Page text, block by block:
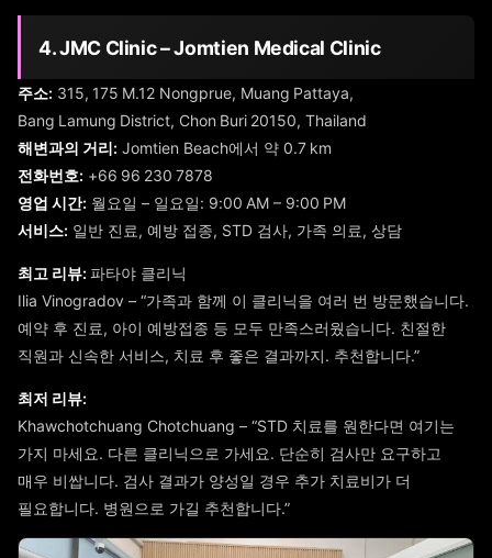
4. JMC Clinic – Jomtien Medical Clinic
주소: 315, 175 M.12 Nongprue, Muang Pattaya,
Bang Lamung District, Chon Buri 20150, Thailand
해변과의 거리: Jomtien Beach에서 약 0.7 km
전화번호: +66 96 230 7878
영업 시간: 월요일 – 일요일: 9:00 AM – 9:00 PM
서비스: 일반 진료, 예방 접종, STD 검사, 가족 의료, 상담
최고 리뷰: 파타야 클리닉
Ilia Vinogradov – “가족과 함께 이 클리닉을 여러 번 방문했습니다.
예약 후 진료, 아이 예방접종 등 모두 만족스러웠습니다. 친절한
직원과 신속한 서비스, 치료 후 좋은 결과까지. 추천합니다.”
최저 리뷰:
Khawchotchuang Chotchuang – “STD 치료를 원한다면 여기는
가지 마세요. 다른 클리닉으로 가세요. 단순히 검사만 요구하고
매우 비쌉니다. 검사 결과가 양성일 경우 추가 치료비가 더
필요합니다. 병원으로 가길 추천합니다.”